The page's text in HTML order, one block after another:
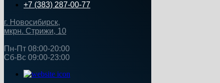
+7 (383) 287-00-77
г. Новосибирск,
мкрн. Стрижи, 10
Пн‑Пт 08:00-20:00
Сб‑Вс 09:00‑23:00